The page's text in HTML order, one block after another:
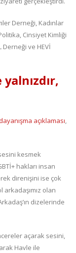
Derneği, Kadınlar
Cinsiyet Kimliği
Derneği ve HEVİ
açıklaması,
kesmek
hakları insan
direnişini ise çok
olan
dizelerinde
açarak sesini,
Havle ile